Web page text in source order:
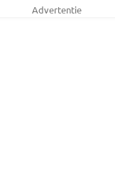
Advertentie